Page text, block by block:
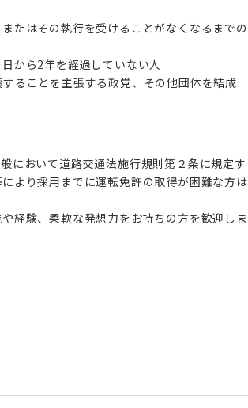
たはその執行を受けることがなくなるまでの
から2年を経過していない人
ることを主張する政党、その他団体を結成
において道路交通法施行規則第２条に規定す
より採用までに運転免許の取得が困難な方は
経験、柔軟な発想力をお持ちの方を歓迎しま